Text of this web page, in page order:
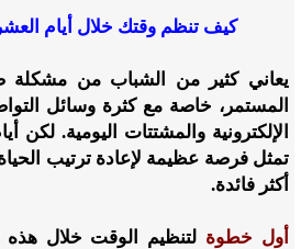
كيف تنظم وقتك خلال أيام
يعاني كثير من الشباب من مشكلة
المستمر، خاصة مع كثرة وسائل
الإلكترونية والمشتتات اليومية.
تمثل فرصة عظيمة لإعادة ترتيب
أكثر فائدة.
أول خطوة لتنظيم الوقت خلال